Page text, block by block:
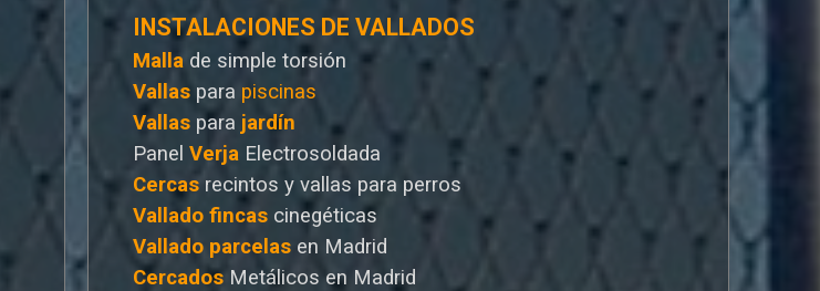
INSTALACIONES DE VALLADOS
Malla de simple torsión
Vallas para piscinas
Vallas para jardín
Panel Verja Electrosoldada
Cercas recintos y vallas para perros
Vallado fincas cinegéticas
Vallado parcelas en Madrid
Cercados Metálicos en Madrid